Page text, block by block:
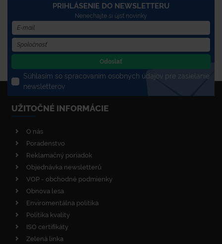
PRIHLÁSENIE DO NEWSLETTERU
Nenechajte si újsť novinky
Odoslať
Súhlasím so spracovaním osobných údajov pre zasielanie
newsletterov
UŽITOČNÉ INFORMÁCIE
O nás
Poradenstvo
Reklamačný poriadok
Objednávka newsletterů
VOP - obchodné podmienky
Obnova lesa
Enviromentálna politika
Politika kvality
ISO certifikáty
Zelená linka